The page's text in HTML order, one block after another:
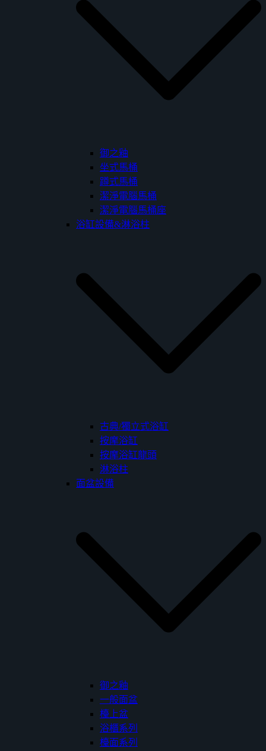
御之釉
坐式馬桶
蹲式馬桶
潔淨電腦馬桶
潔淨電腦馬桶座
浴缸設備&淋浴柱
古典/獨立式浴缸
按摩浴缸
按摩浴缸龍頭
淋浴柱
面盆設備
御之釉
一般面盆
檯上盆
浴櫃系列
檯面系列